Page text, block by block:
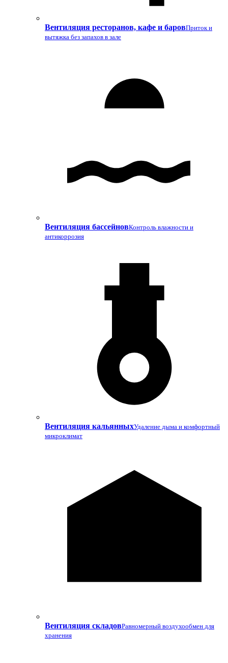
Вентиляция ресторанов, кафе и баровПриток и
вытяжка без запахов в зале
Вентиляция бассейновКонтроль влажности и
антикоррозия
Вентиляция кальянныхУдаление дыма и комфортный
микроклимат
Вентиляция складовРавномерный воздухообмен для
хранения